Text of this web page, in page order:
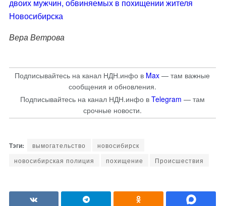
двоих мужчин, обвиняемых в похищении жителя
Новосибирска
Вера Ветрова
Подписывайтесь на канал НДН.инфо в Max — там важные
сообщения и обновления.
Подписывайтесь на канал НДН.инфо в Telegram — там
срочные новости.
вымогательство
новосибирск
новосибирская полиция
похищение Происшествия